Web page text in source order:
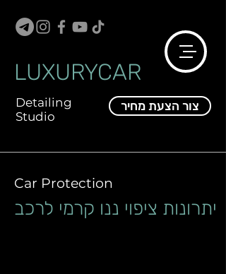
LUXURYCAR
Detailing
Studio
צור הצעת מחיר
יתרונות ציפוי ננו קרמי לרכב
Car Protection